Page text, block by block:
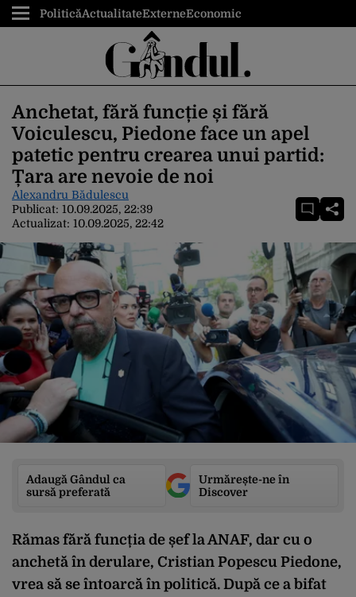
PoliticăActualitateExterneEconomic
Anchetat, fără funcție și fără
Voiculescu, Piedone face un apel
patetic pentru crearea unui partid:
Țara are nevoie de noi
Alexandru Bădulescu
Publicat: 10.09.2025, 22:39
Actualizat: 10.09.2025, 22:42
Adaugă Gândul ca
sursă preferată
Urmărește-ne în
Discover
Rămas fără funcția de șef la ANAF, dar cu o
anchetă în derulare, Cristian Popescu Piedone,
vrea să se întoarcă în politică. După ce a bifat